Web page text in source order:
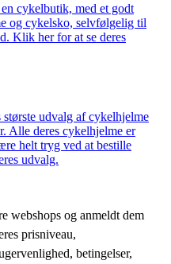
cykelbutik, med et godt
og cykelsko, selvfølgelig til
Klik her for at se deres
udvalg af cykelhjelme
Alle deres cykelhjelme er
helt tryg ved at bestille
udvalg.
webshops og anmeldt dem
prisniveau,
betingelser,